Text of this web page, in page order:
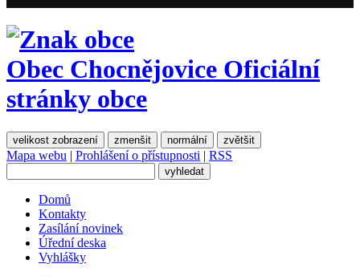
Obec Chocnějovice Oficiální
stránky obce
velikost zobrazení zmenšit normální zvětšit
Mapa webu | Prohlášení o přístupnosti | RSS
Domů
Kontakty
Zasílání novinek
Úřední deska
Vyhlášky